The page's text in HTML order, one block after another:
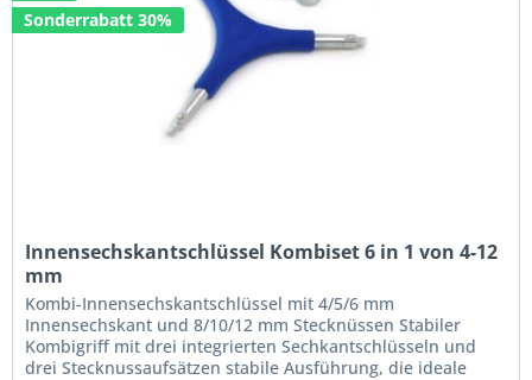
Sonderrabatt 30%
Innensechskantschlüssel Kombiset 6 in 1 von 4-12
mm
Kombi-Innensechskantschlüssel mit 4/5/6 mm
Innensechskant und 8/10/12 mm Stecknüssen Stabiler
Kombigriff mit drei integrierten Sechkantschlüsseln und
drei Stecknussaufsätzen stabile Ausführung, die ideale